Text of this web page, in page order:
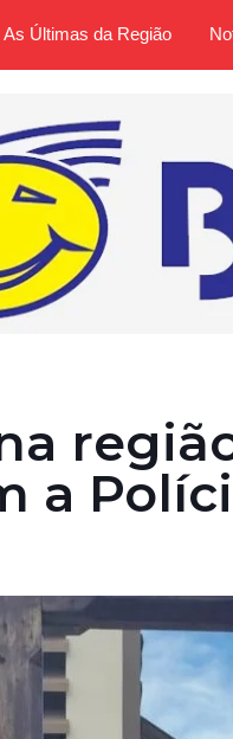
As Últimas da Região
a